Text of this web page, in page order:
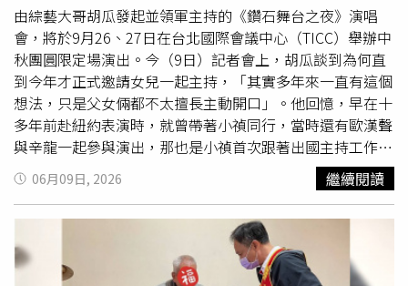
的第一次亮相。」《鑽石舞台之夜》演唱會不只是匯聚經典
藝人的舞台，更希望把溫暖與愛持續傳遞下去。本次演唱會
將延續公益初心，將票房收入投入慈善公益，捐給華山基金
會，讓這份團圓與感動，持續延伸成為更多人的力量。
由綜藝大哥胡瓜發起並領軍主持的《鑽石舞台之夜》演唱
會，將於9月26、27日在台北國際會議中心（TICC）舉辦中
秋團圓限定場演出。今（9日）記者會上，胡瓜談到為何直
到今年才正式邀請女兒一起主持，「其實多年來一直有這個
想法，只是父女倆都不太擅長主動開口」。他回憶，早在十
多年前赴紐約表演時，就曾帶著小禎同行，當時還有歐漢聲
與辛龍一起參與演出，那也是小禎首次跟著出國主持工作。
胡瓜談到為何直到今年才正式邀請女兒一起主持。（圖／侯
世駿攝）胡瓜透露《鑽石舞台之夜》前幾場演出，小禎其實
都有到場觀摩學習，自己也特別提醒她，舞台主持與棚內節
目不同，需要具備唱歌、跳舞、表演及臨場反應等多元能
力，「十八般武藝都要會」。經過幾次觀察後，小禎主動告
訴他：「我準備好了。」父女才終於促成這次正式合作。胡
06月09日, 2026 繼續閱讀